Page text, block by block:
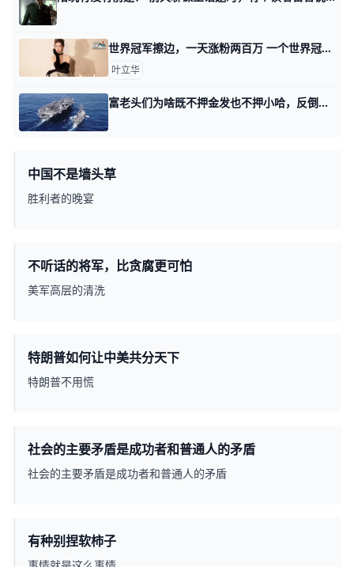
世界冠军擦边，一天涨粉两百万 一个世界冠军，突然搞起了擦边，听起来离谱。事情就是这么发生了，前世界冠军吴柳芳，原来搞得是体操项目，给国家争了不少光，退役后生活无所着落，前
叶立华
富老头们为啥既不押金发也不押小哈，反倒都很迷信？ 回答一个满级读者的问题。 他已经追更很多年了，从21年我第一次写付费文章开始，就准时守候在那里。 就他自己描述，他本人也有相当久的投资经验，时间
中国不是墙头草
胜利者的晚宴
不听话的将军，比贪腐更可怕
美军高层的清洗
特朗普如何让中美共分天下
特朗普不用慌
社会的主要矛盾是成功者和普通人的矛盾
社会的主要矛盾是成功者和普通人的矛盾
有种别捏软柿子